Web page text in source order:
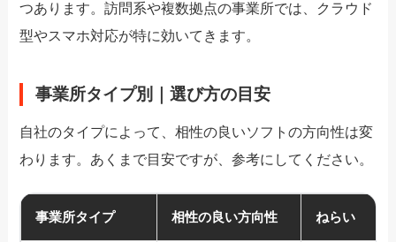
つあります。訪問系や複数拠点の事業所では、クラウド
型やスマホ対応が特に効いてきます。
事業所タイプ別｜選び方の目安
自社のタイプによって、相性の良いソフトの方向性は変
わります。あくまで目安ですが、参考にしてください。
事業所タイプ 相性の良い方向性 ねらい